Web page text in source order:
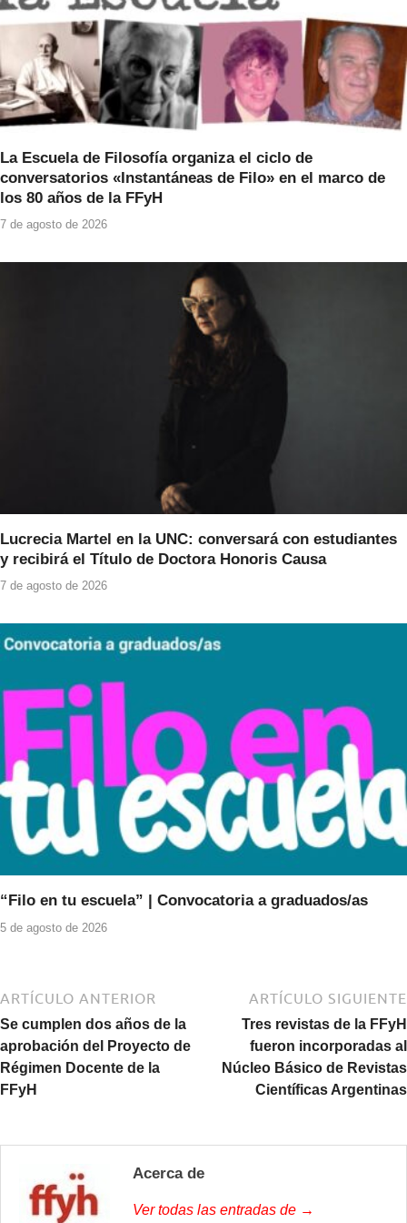
La Escuela de Filosofía organiza el ciclo de
conversatorios «Instantáneas de Filo» en el marco de
los 80 años de la FFyH
7 de agosto de 2026
Lucrecia Martel en la UNC: conversará con estudiantes
y recibirá el Título de Doctora Honoris Causa
7 de agosto de 2026
“Filo en tu escuela” | Convocatoria a graduados/as
5 de agosto de 2026
ARTÍCULO ANTERIOR
Se cumplen dos años de la
aprobación del Proyecto de
Régimen Docente de la
FFyH
ARTÍCULO SIGUIENTE
Tres revistas de la FFyH
fueron incorporadas al
Núcleo Básico de Revistas
Científicas Argentinas
Acerca de
Ver todas las entradas de →